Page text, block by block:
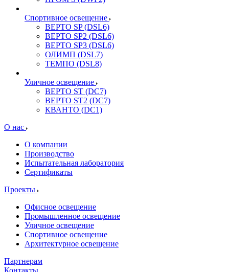
Спортивное освещение
ВЕРТО SP (DSL6)
ВЕРТО SP2 (DSL6)
ВЕРТО SP3 (DSL6)
ОЛИМП (DSL7)
ТЕМПО (DSL8)
Уличное освещение
ВЕРТО ST (DC7)
ВЕРТО ST2 (DC7)
КВАНТО (DC1)
О нас
О компании
Производство
Испытательная лаборатория
Сертификаты
Проекты
Офисное освещение
Промышленное освещение
Уличное освещение
Спортивное освещение
Архитектурное освещение
Партнерам
Контакты